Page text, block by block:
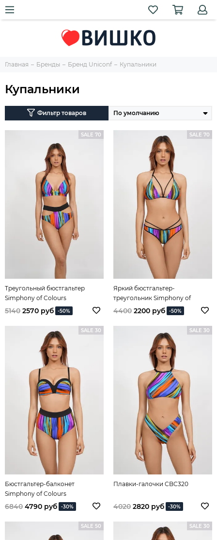
Главная Бренды Бренд Uniconf Купальники
Купальники
Фильтр товаров
SALE 70
Треугольный бюстгальтер
Simphony of Colours
5140 2570 руб -50%
SALE 70
Яркий бюстгальтер-
треугольник Simphony of
Colours
4400 2200 руб -50%
SALE 30
Бюстгальтер-балконет
Simphony of Colours
6840 4790 руб -30%
SALE 30
Плавки-галочки CBC320
4020 2820 руб -30%
SALE 50 SALE 30